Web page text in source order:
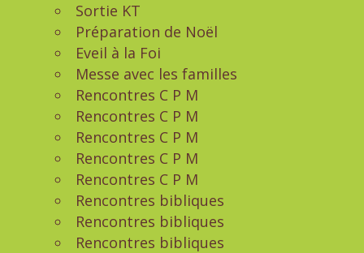
Sortie KT
Préparation de Noël
Eveil à la Foi
Messe avec les familles
Rencontres C P M
Rencontres C P M
Rencontres C P M
Rencontres C P M
Rencontres C P M
Rencontres bibliques
Rencontres bibliques
Rencontres bibliques